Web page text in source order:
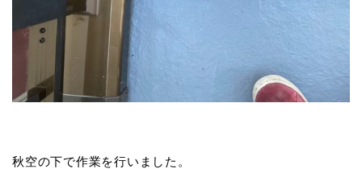
秋空の下で作業を行いました。